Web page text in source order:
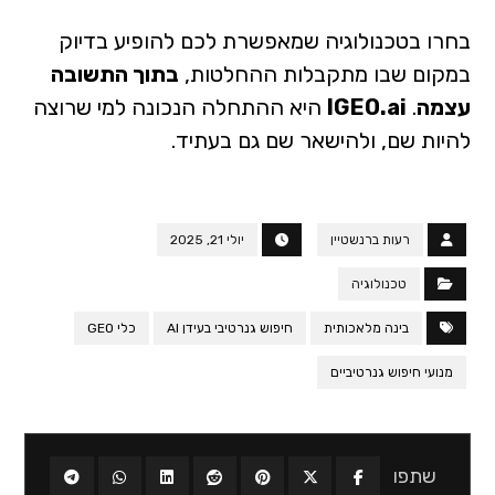
בחרו בטכנולוגיה שמאפשרת לכם להופיע בדיוק
במקום שבו מתקבלות ההחלטות, בתוך התשובה
עצמה.
IGEO.ai היא ההתחלה הנכונה למי שרוצה
להיות שם, ולהישאר שם גם בעתיד.
רעות ברנשטיין יולי 21, 2025
טכנולוגיה
בינה מלאכותית חיפוש גנרטיבי בעידן AI כלי GEO
מנועי חיפוש גנרטיביים